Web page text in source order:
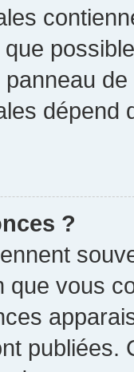
dépend
?
que vous
publiées.